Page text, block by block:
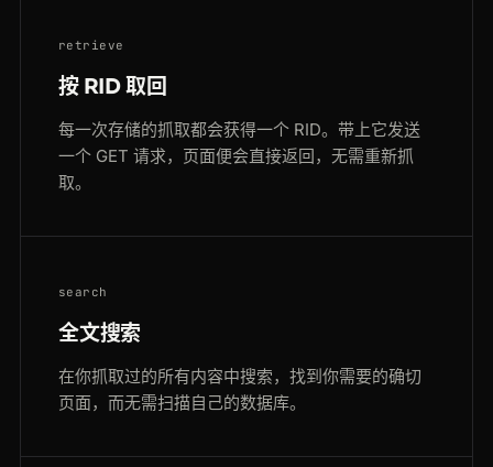
retrieve
按 RID 取回
每一次存储的抓取都会获得一个 RID。带上它发送
一个 GET 请求，页面便会直接返回，无需重新抓
取。
search
全文搜索
在你抓取过的所有内容中搜索，找到你需要的确切
页面，而无需扫描自己的数据库。